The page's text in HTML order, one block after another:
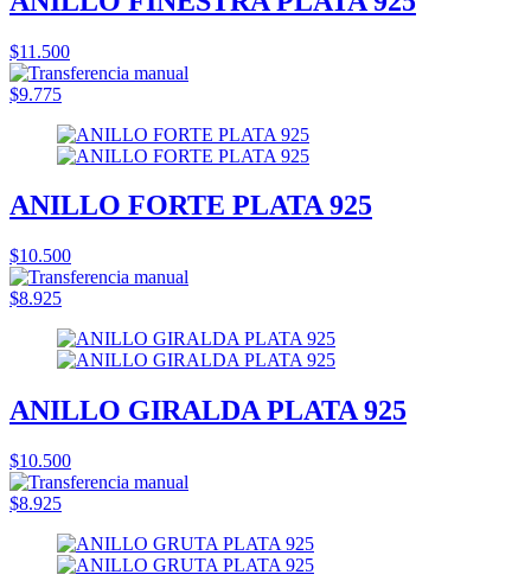
$11.500
$9.775
ANILLO FORTE PLATA 925
$10.500
$8.925
ANILLO GIRALDA PLATA 925
$10.500
$8.925